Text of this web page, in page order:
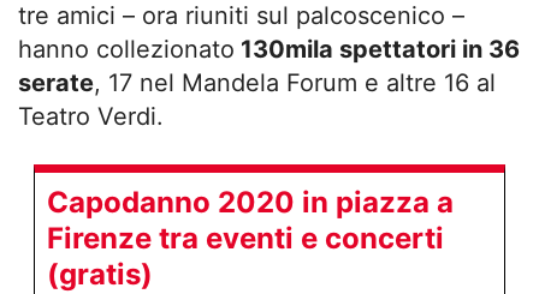
tre amici – ora riuniti sul palcoscenico –
hanno collezionato 130mila spettatori in 36
serate, 17 nel Mandela Forum e altre 16 al
Teatro Verdi.
Capodanno 2020 in piazza a
Firenze tra eventi e concerti
(gratis)